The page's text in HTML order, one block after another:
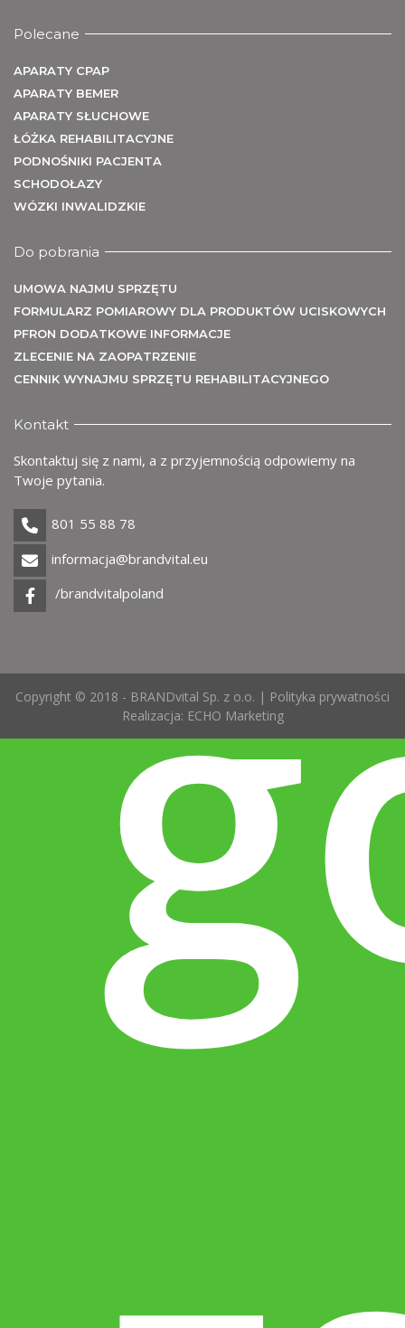
Polecane
APARATY CPAP
APARATY BEMER
APARATY SŁUCHOWE
ŁÓŻKA REHABILITACYJNE
PODNOŚNIKI PACJENTA
SCHODOŁAZY
WÓZKI INWALIDZKIE
Do pobrania
UMOWA NAJMU SPRZĘTU
FORMULARZ POMIAROWY DLA PRODUKTÓW UCISKOWYCH
PFRON DODATKOWE INFORMACJE
ZLECENIE NA ZAOPATRZENIE
CENNIK WYNAJMU SPRZĘTU REHABILITACYJNEGO
Kontakt
Skontaktuj się z nami, a z przyjemnością odpowiemy na
Twoje pytania.
801 55 88 78
informacja@brandvital.eu
/brandvitalpoland
Copyright © 2018 - BRANDvital Sp. z o.o. | Polityka prywatności
Realizacja: ECHO Marketing